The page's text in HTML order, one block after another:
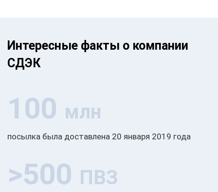
Интересные факты о компании
СДЭК
100 млн
посылка была доставлена 20 января 2019 года
>500 ПВЗ